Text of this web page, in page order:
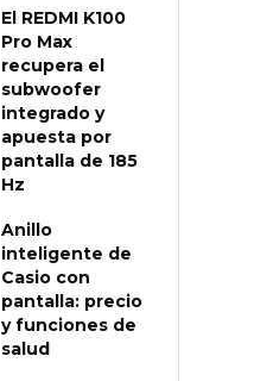
El REDMI K100
Pro Max
recupera el
subwoofer
integrado y
apuesta por
pantalla de 185
Hz
Anillo
inteligente de
Casio con
pantalla: precio
y funciones de
salud